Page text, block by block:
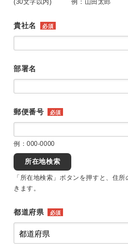
(30文字以内) 例：山田太郎
貴社名 必須
部署名
郵便番号 必須
例：000-0000
所在地検索
「所在地検索」ボタンを押すと、住
きます。
都道府県 必須